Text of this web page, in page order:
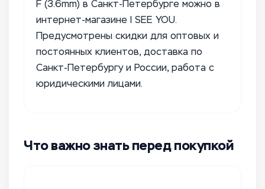
F (3.6mm) в Санкт-Петербурге можно в
интернет-магазине I SEE YOU.
Предусмотрены скидки для оптовых и
постоянных клиентов, доставка по
Санкт-Петербургу и России, работа с
юридическими лицами.
Что важно знать перед покупкой